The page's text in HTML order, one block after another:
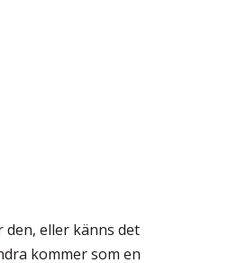
eller känns det
kommer som en